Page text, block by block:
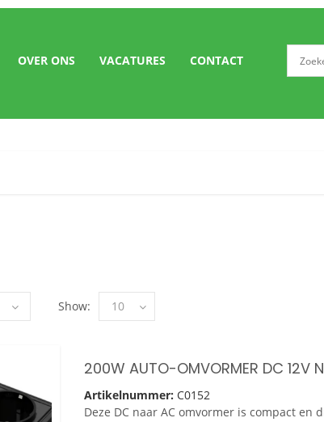
OVER ONS VACATURES CONTACT
Show: 10
Artikelnummer: C0152
Deze DC naar AC omvormer is compact en